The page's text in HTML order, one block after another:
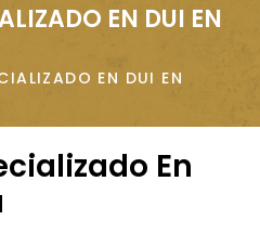
EN DUI EN
EN DUI EN
En